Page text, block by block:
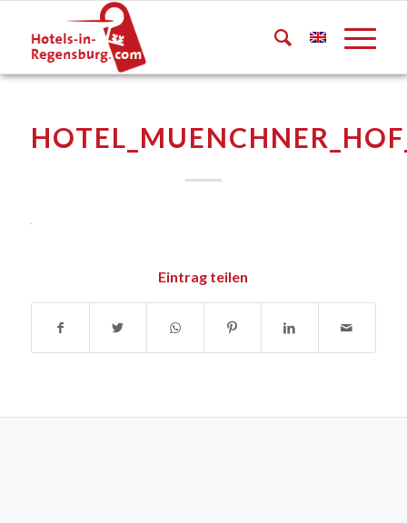
Eintrag teilen